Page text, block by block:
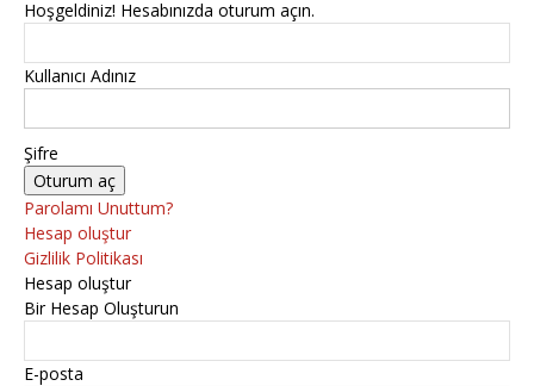
Hoşgeldiniz! Hesabınızda oturum açın.
Kullanıcı Adınız
Şifre
Parolamı Unuttum?
Hesap oluştur
Gizlilik Politikası
Hesap oluştur
Bir Hesap Oluşturun
E-posta